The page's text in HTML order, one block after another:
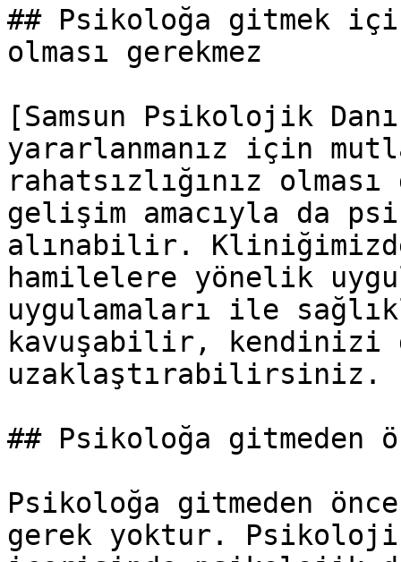
## Psikoloğa gitmek
olması gerekmez
[Samsun Psikolojik
yararlanmanız için
rahatsızlığınız
gelişim amacıyla da
alınabilir.
hamilelere yönelik
uygulamaları ile
kavuşabilir, kendinizi
uzaklaştırabilirsiniz.
## Psikoloğa gitmeden
Psikoloğa gitmeden
gerek yoktur.